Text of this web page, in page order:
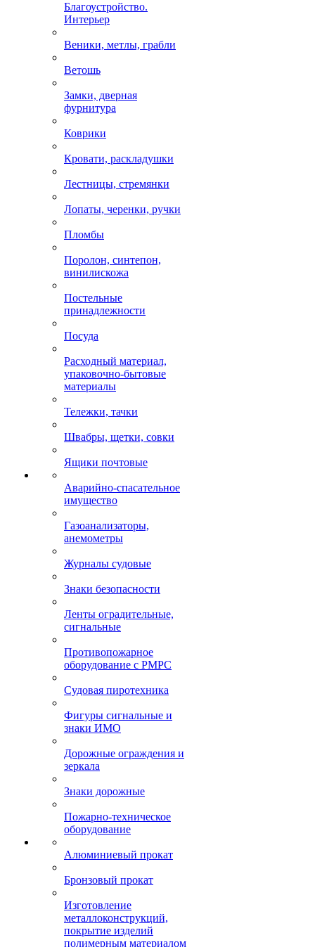
Благоустройство.
Интерьер
Веники, метлы, грабли
Ветошь
Замки, дверная
фурнитура
Коврики
Кровати, раскладушки
Лестницы, стремянки
Лопаты, черенки, ручки
Пломбы
Поролон, синтепон,
винилискожа
Постельные
принадлежности
Посуда
Расходный материал,
упаковочно-бытовые
материалы
Тележки, тачки
Швабры, щетки, совки
Ящики почтовые
Аварийно-спасательное
имущество
Газоанализаторы,
анемометры
Журналы судовые
Знаки безопасности
Ленты оградительные,
сигнальные
Противопожарное
оборудование с РМРС
Судовая пиротехника
Фигуры сигнальные и
знаки ИМО
Дорожные ограждения и
зеркала
Знаки дорожные
Пожарно-техническое
оборудование
Алюминиевый прокат
Бронзовый прокат
Изготовление
металлоконструкций,
покрытие изделий
полимерным материалом